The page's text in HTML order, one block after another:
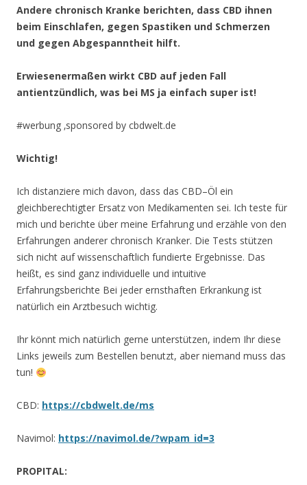
Andere chronisch Kranke berichten, dass CBD ihnen
beim Einschlafen, gegen Spastiken und Schmerzen
und gegen Abgespanntheit hilft.
Erwiesenermaßen wirkt CBD auf jeden Fall
antientzündlich, was bei MS ja einfach super ist!
#werbung ‚sponsored by cbdwelt.de
Wichtig!
Ich distanziere mich davon, dass das CBD–Öl ein
gleichberechtigter Ersatz von Medikamenten sei. Ich teste für
mich und berichte über meine Erfahrung und erzähle von den
Erfahrungen anderer chronisch Kranker. Die Tests stützen
sich nicht auf wissenschaftlich fundierte Ergebnisse. Das
heißt, es sind ganz individuelle und intuitive
Erfahrungsberichte Bei jeder ernsthaften Erkrankung ist
natürlich ein Arztbesuch wichtig.
Ihr könnt mich natürlich gerne unterstützen, indem Ihr diese
Links jeweils zum Bestellen benutzt, aber niemand muss das
tun!
CBD: https://cbdwelt.de/ms
Navimol: https://navimol.de/?wpam_id=3
PROPITAL: